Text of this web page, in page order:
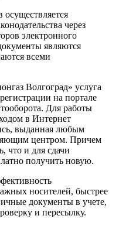
через
электронного
являются
всеми
Волгоград» услуга
на портале
Для работы
в Интернет
выданная любым
центром. Причем
что и для сдачи
получить новую.
носителей, быстрее
документы в учете,
и пересылку.